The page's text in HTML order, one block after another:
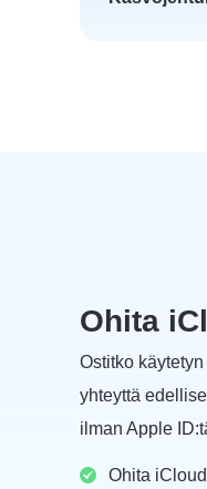
Ohita
Ostitko
yhteyttä
ilman Apple
Ohita